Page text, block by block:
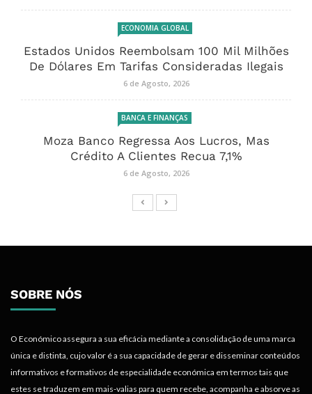
ECONOMIA GLOBAL
Estados Unidos Reembolsam 100 Mil Milhões
De Dólares Em Tarifas Consideradas Ilegais
6 de Agosto, 2026
BANCA E FINANÇAS
Moza Banco Regressa Aos Lucros, Mas
Crédito A Clientes Recua 7,1%
6 de Agosto, 2026
SOBRE NÓS
O Económico assegura a sua eficácia mediante a consolidação de uma marca
única e distinta, cujo valor é a sua capacidade de gerar e disseminar conteúdos
informativos e formativos de especialidade económica em termos tais que
estes se traduzem em mais-valias para quem recebe, acompanha e absorve as